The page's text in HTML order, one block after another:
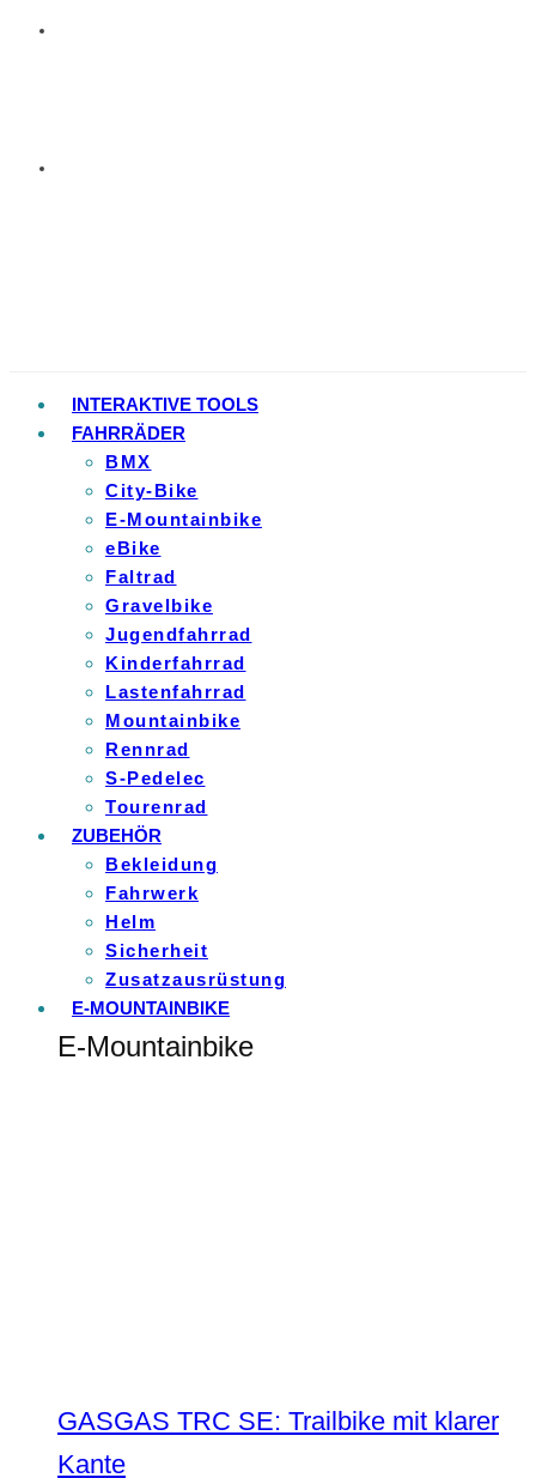
INTERAKTIVE TOOLS
FAHRRÄDER
BMX
City-Bike
E-Mountainbike
eBike
Faltrad
Gravelbike
Jugendfahrrad
Kinderfahrrad
Lastenfahrrad
Mountainbike
Rennrad
S-Pedelec
Tourenrad
ZUBEHÖR
Bekleidung
Fahrwerk
Helm
Sicherheit
Zusatzausrüstung
E-MOUNTAINBIKE
E-Mountainbike
GASGAS TRC SE: Trailbike mit klarer
Kante